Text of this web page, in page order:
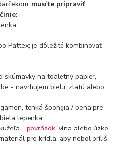
musíte pripraviť
Pattex; je dôležité kombinovať
skúmavky na toaletný papier,
- navrhujem bielu, zlatú alebo
tenká špongia / pena pre
lepenka,
-povrázok, vlna alebo úzke
pre krídla, aby nebol príliš